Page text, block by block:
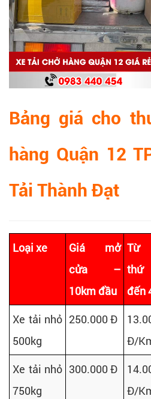
Bảng giá cho
hàng Quận 12
Tải Thành Đạt
Loại xe
Giá mở
cửa –
10km đầu
Từ
thứ
đến
Xe tải nhỏ
500kg
250.000 Đ
Đ/
Xe tải nhỏ
750kg
300.000 Đ
Đ/